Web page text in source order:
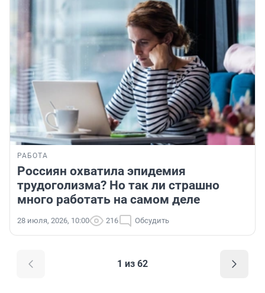
РАБОТА
Россиян охватила эпидемия
трудоголизма? Но так ли страшно
много работать на самом деле
28 июля, 2026, 10:00 216 Обсудить
1 из 62